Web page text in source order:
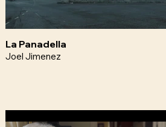
La Panadella
Joel Jimenez